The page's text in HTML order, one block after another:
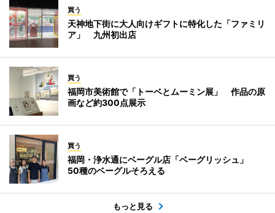
買う
天神地下街に大人向けギフトに特化した「ファミリ
ア」 九州初出店
買う
福岡市美術館で「トーベとムーミン展」 作品の原
画など約300点展示
買う
福岡・浄水通にベーグル店「ベーグリッシュ」
50種のベーグルそろえる
もっと見る